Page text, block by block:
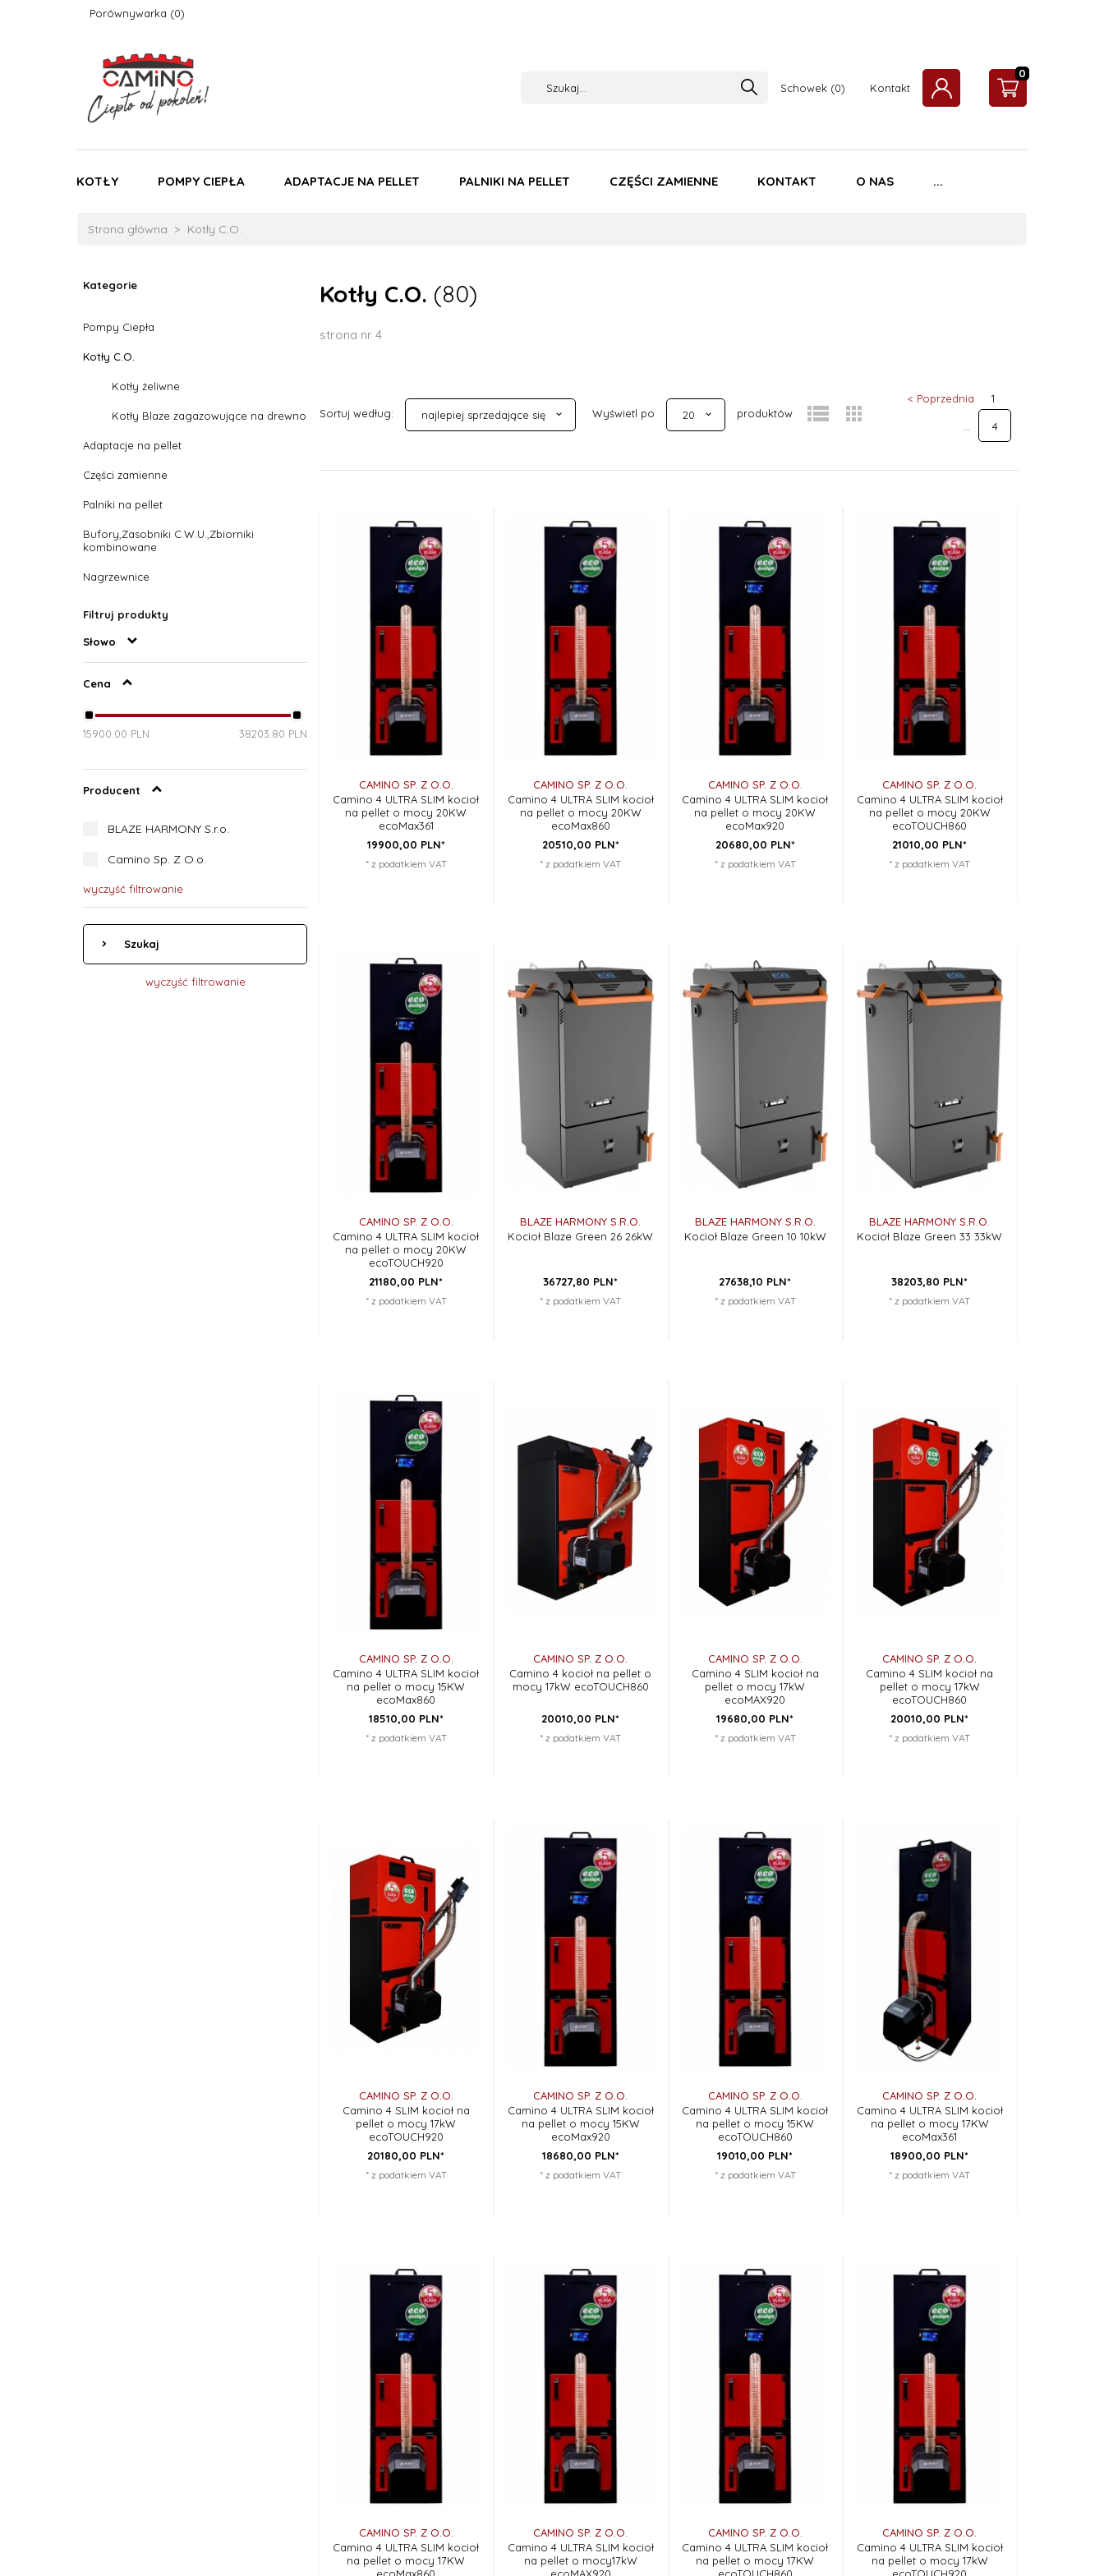
Porównywarka
Schowek Kontakt
0
KOTŁY POMPY CIEPŁA ADAPTACJE NA PELLET PALNIKI NA PELLET CZĘŚCI ZAMIENNE KONTAKT O NAS ...
Strona główna Kotły C.O.
Kategorie
Pompy Ciepła
Kotły C.O.
Kotły żeliwne
Kotły Blaze zagazowujące na drewno
Adaptacje na pellet
Części zamienne
Palniki na pellet
Bufory,Zasobniki C.W.U.,Zbiorniki
kombinowane
Nagrzewnice
Filtruj produkty
Słowo
Cena
15900.00 PLN 38203.80 PLN
Producent
BLAZE HARMONY S.r.o.
Camino Sp. Z O.o.
wyczyść filtrowanie
Szukaj
wyczyść filtrowanie
Kotły C.O. (80)
strona nr 4
Sortuj według:
sort
najlepiej sprzedające się
Wyświetl po
pop
20
produktów
< Poprzednia 1
4
CAMINO SP. Z O.O.
Camino 4 ULTRA SLIM kocioł
na pellet o mocy 20KW
ecoMax361
19900,00 PLN*
* z podatkiem VAT
CAMINO SP. Z O.O.
Camino 4 ULTRA SLIM kocioł
na pellet o mocy 20KW
ecoMax860
20510,00 PLN*
* z podatkiem VAT
CAMINO SP. Z O.O.
Camino 4 ULTRA SLIM kocioł
na pellet o mocy 20KW
ecoMax920
20680,00 PLN*
* z podatkiem VAT
CAMINO SP. Z O.O.
Camino 4 ULTRA SLIM kocioł
na pellet o mocy 20KW
ecoTOUCH860
21010,00 PLN*
* z podatkiem VAT
CAMINO SP. Z O.O.
Camino 4 ULTRA SLIM kocioł
na pellet o mocy 20KW
ecoTOUCH920
21180,00 PLN*
* z podatkiem VAT
BLAZE HARMONY S.R.O.
Kocioł Blaze Green 26 26kW
36727,80 PLN*
* z podatkiem VAT
BLAZE HARMONY S.R.O.
Kocioł Blaze Green 10 10kW
27638,10 PLN*
* z podatkiem VAT
BLAZE HARMONY S.R.O.
Kocioł Blaze Green 33 33kW
38203,80 PLN*
* z podatkiem VAT
CAMINO SP. Z O.O.
Camino 4 ULTRA SLIM kocioł
na pellet o mocy 15KW
ecoMax860
18510,00 PLN*
* z podatkiem VAT
CAMINO SP. Z O.O.
Camino 4 kocioł na pellet o
mocy 17kW ecoTOUCH860
20010,00 PLN*
* z podatkiem VAT
CAMINO SP. Z O.O.
Camino 4 SLIM kocioł na
pellet o mocy 17kW
ecoMAX920
19680,00 PLN*
* z podatkiem VAT
CAMINO SP. Z O.O.
Camino 4 SLIM kocioł na
pellet o mocy 17kW
ecoTOUCH860
20010,00 PLN*
* z podatkiem VAT
CAMINO SP. Z O.O.
Camino 4 SLIM kocioł na
pellet o mocy 17kW
ecoTOUCH920
20180,00 PLN*
* z podatkiem VAT
CAMINO SP. Z O.O.
Camino 4 ULTRA SLIM kocioł
na pellet o mocy 15KW
ecoMax920
18680,00 PLN*
* z podatkiem VAT
CAMINO SP. Z O.O.
Camino 4 ULTRA SLIM kocioł
na pellet o mocy 15KW
ecoTOUCH860
19010,00 PLN*
* z podatkiem VAT
CAMINO SP. Z O.O.
Camino 4 ULTRA SLIM kocioł
na pellet o mocy 17KW
ecoMax361
18900,00 PLN*
* z podatkiem VAT
CAMINO SP. Z O.O.
Camino 4 ULTRA SLIM kocioł
na pellet o mocy 17KW
ecoMax860
CAMINO SP. Z O.O.
Camino 4 ULTRA SLIM kocioł
na pellet o mocy17kW
ecoMAX920
CAMINO SP. Z O.O.
Camino 4 ULTRA SLIM kocioł
na pellet o mocy 17KW
ecoTOUCH860
CAMINO SP. Z O.O.
Camino 4 ULTRA SLIM kocioł
na pellet o mocy 17kW
ecoTOUCH920